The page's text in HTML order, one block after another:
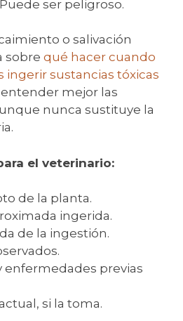
ser peligroso.
o salivación
sobre qué hacer cuando
ingerir sustancias tóxicas
mejor las
nunca sustituye la
el veterinario:
de la planta.
ingerida.
de la ingestión.
enfermedades previas
si la toma.